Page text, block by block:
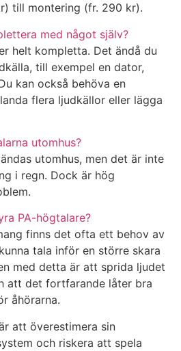
till montering (fr. 290 kr).
med något själv?
helt kompletta. Det ändå du
till exempel en dator,
kan också behöva en
flera ljudkällor eller lägga
utomhus?
utomhus, men det är inte
i regn. Dock är hög
PA-högtalare?
finns det ofta ett behov av
tala inför en större skara
med detta är att sprida ljudet
att det fortfarande låter bra
åhörarna.
att överestimera sin
och riskera att spela